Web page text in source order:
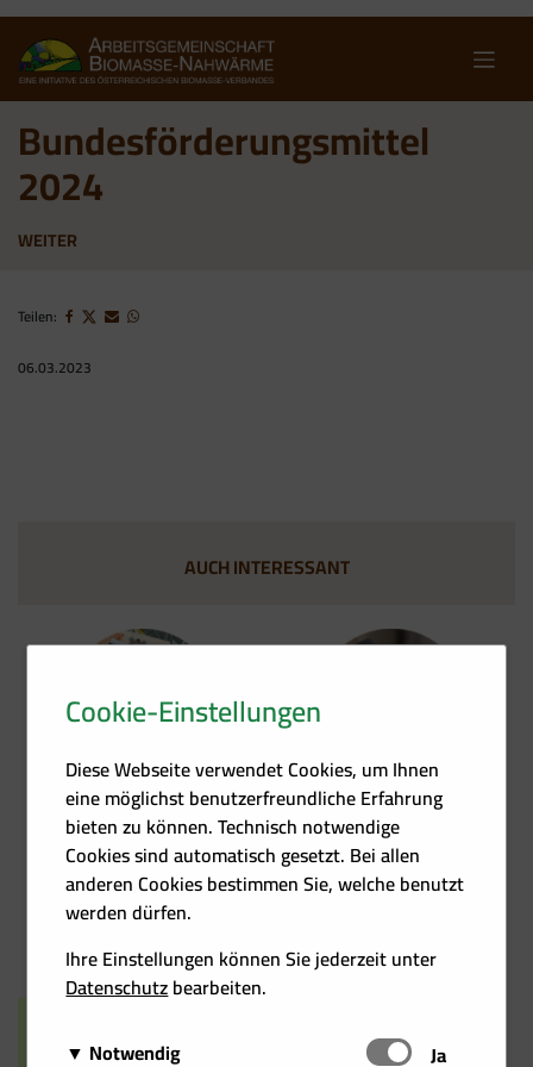
content
Bundesförderungsmittel
2024
WEITER
Teilen:
06.03.2023
Events
AUCH INTERESSANT
Cookie-Einstellungen
Diese Webseite verwendet Cookies, um Ihnen
eine möglichst benutzerfreundliche Erfahrung
bieten zu können. Technisch notwendige
Cookies sind automatisch gesetzt. Bei allen
anderen Cookies bestimmen Sie, welche benutzt
werden dürfen.
Ihre Einstellungen können Sie jederzeit unter
Datenschutzbearbeiten.
Notwendig
Schalten
Ja